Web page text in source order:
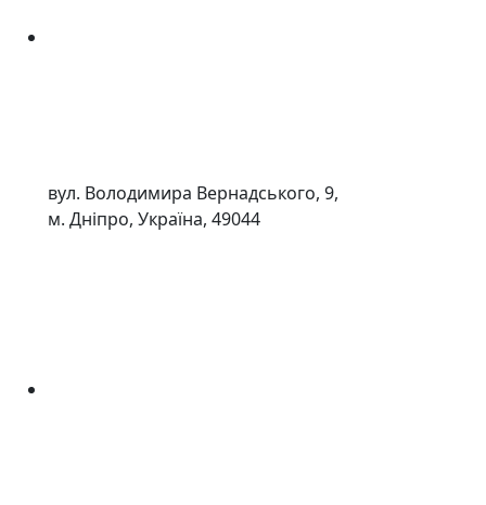
вул. Володимира Вернадського, 9,
м. Дніпро, Україна, 49044